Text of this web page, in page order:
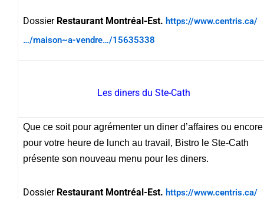
Dossier Restaurant Montréal-Est. https://www.centris.ca/
…/maison~a-vendre…/15635338
Les diners du Ste-Cath
Que ce soit pour agrémenter un diner d’affaires ou encore
pour votre heure de lunch au travail, Bistro le Ste-Cath
présente son nouveau menu pour les diners.
Dossier Restaurant Montréal-Est. https://www.centris.ca/